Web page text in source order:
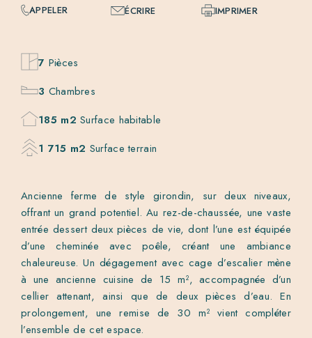
APPELER ÉCRIRE IMPRIMER
Ancienne ferme de style girondin, sur deux niveaux,
offrant un grand potentiel. Au rez-de-chaussée, une vaste
entrée dessert deux pièces de vie, dont l’une est équipée
d’une cheminée avec poêle, créant une ambiance
chaleureuse. Un dégagement avec cage d’escalier mène
à une ancienne cuisine de 15 m², accompagnée d’un
cellier attenant, ainsi que de deux pièces d’eau. En
prolongement, une remise de 30 m² vient compléter
l’ensemble de cet espace.
7 Pièces
3 Chambres
185 m2 Surface habitable
1 715 m2 Surface terrain